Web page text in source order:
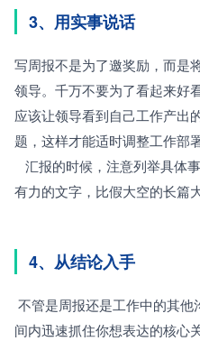
3、用实事说话
写周报不是为了邀奖励，而是
领导。千万不要为了看起来好
应该让领导看到自己工作产出
题，这样才能适时调整工作部
有力的文字，比假大空的长篇
4、从结论入手
间内迅速抓住你想表达的核心